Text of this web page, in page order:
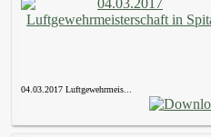
04.03.2017 Luftgewehrmeis...